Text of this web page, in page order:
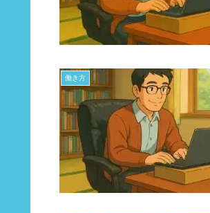
働き方